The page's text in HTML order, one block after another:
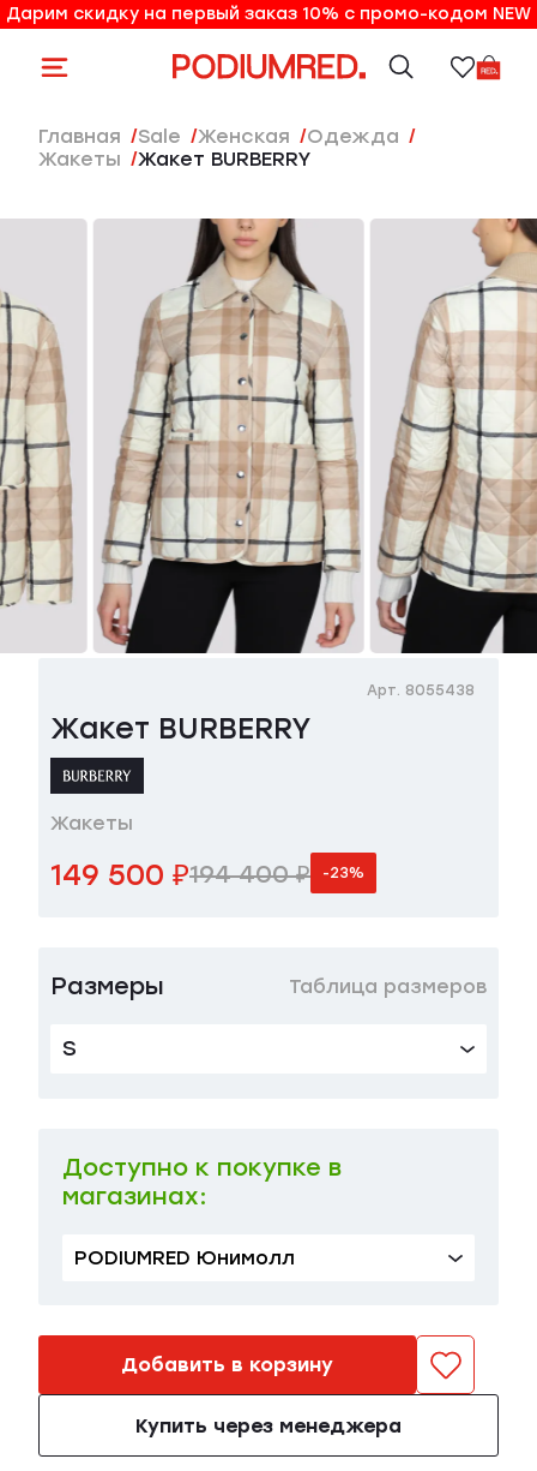
10% на первый заказ по промо-коду NEW
Дарим скидку на первый заказ 10% с промо-кодом NEW
Главная Sale женская
Одежда
Жакеты
Жакет BURBERRY
Жакет BURBERRY
Арт. 8055438
Жакеты
149 500 ₽194 400 ₽ -23%
Размеры Таблица размеров
S
L
Доступно к покупке в
магазинах:
PODIUMRED Юнимолл
Добавить в корзину
Купить через менеджера